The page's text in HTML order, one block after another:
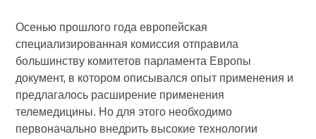
Осенью прошлого года европейская
специализированная комиссия отправила
большинству комитетов парламента Европы
документ, в котором описывался опыт применения и
предлагалось расширение применения
телемедицины. Но для этого необходимо
первоначально внедрить высокие технологии